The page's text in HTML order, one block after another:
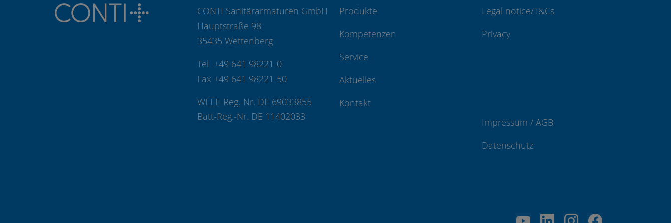
CONTI Sanitärarmaturen GmbH
Hauptstraße 98
35435 Wettenberg
Tel +49 641 98221-0
Fax +49 641 98221-50
WEEE-Reg.-Nr. DE 69033855
Batt-Reg.-Nr. DE 11402033
Produkte
Kompetenzen
Service
Aktuelles
Kontakt
Legal notice/T&Cs
Privacy
Impressum / AGB
Datenschutz